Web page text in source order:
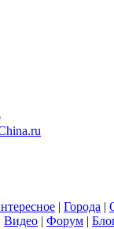
| Города |
Видео | Форум |